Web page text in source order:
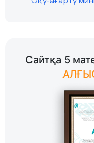
Сайтқа 5